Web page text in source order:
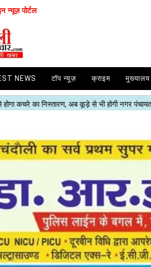
न्यूज़ पोर्टल
NEWS टॉप न्यूज़ क्राइम मुख्यालय